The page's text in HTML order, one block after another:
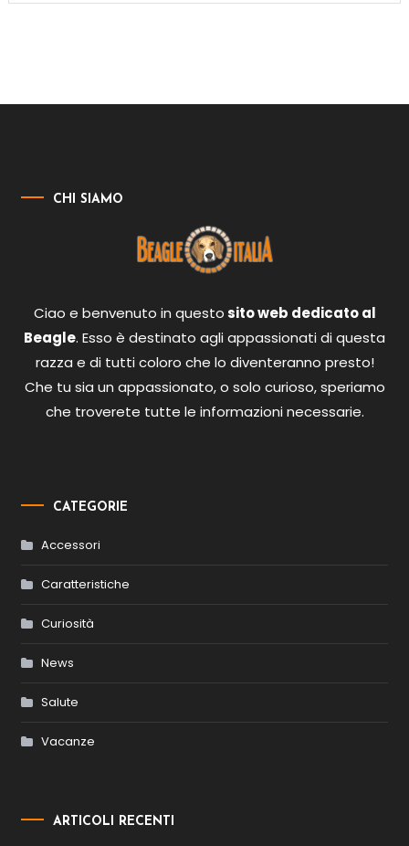
CHI SIAMO
Ciao e benvenuto in questosito web dedicato al
Beagle. Esso è destinato agli appassionati di questa
razza e di tutti coloro che lo diventeranno presto!
Che tu sia un appassionato, o solo curioso, speriamo
che troverete tutte le informazioni necessarie.
CATEGORIE
Accessori
Caratteristiche
Curiosità
News
Salute
Vacanze
ARTICOLI RECENTI